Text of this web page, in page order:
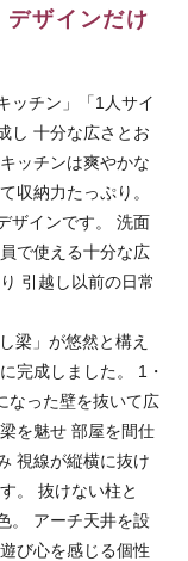
ザインだけ
ッチン」「1人サイ
し 十分な広さとお
ッチンは爽やかな
収納力たっぷり。
ザインです。 洗面
で使える十分な広
引越し以前の日常
梁」が悠然と構え
完成しました。 1・
なった壁を抜いて広
を魅せ 部屋を間仕
視線が縦横に抜け
。 抜けない柱と
。 アーチ天井を設
び心を感じる個性